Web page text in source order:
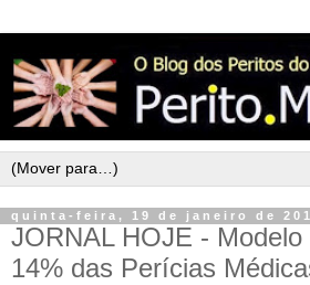
quinta-feira, 19 de janeiro de
JORNAL HOJE -
14% das Perícias